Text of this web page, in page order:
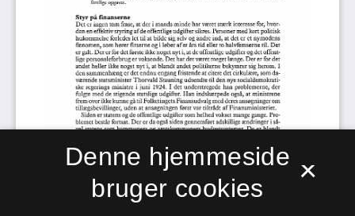
×
Denne hjemmeside
bruger cookies